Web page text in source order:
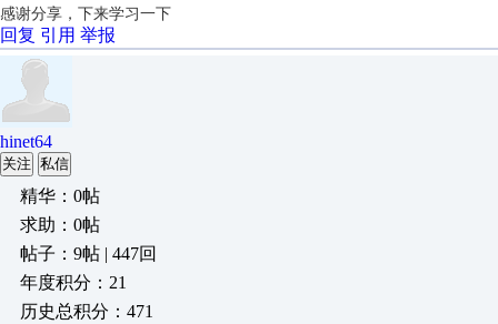
感谢分享，下来学习一下
回复 引用 举报
hinet64
关注 私信
精华：0帖
求助：0帖
帖子：9帖 | 447回
年度积分：21
历史总积分：471